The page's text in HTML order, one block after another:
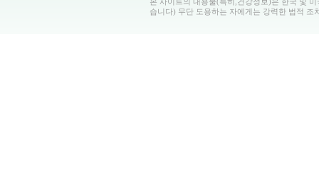
본 사이트의 내용물(특히,건강정보)은 한국 및
습니다) 무단 도용하는 자에게는 강력한 법적 조